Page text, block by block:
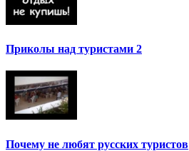
Приколы над туристами 2
Почему не любят русских туристов